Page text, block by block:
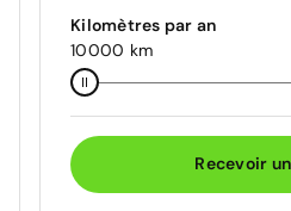
Kilomètres par an
10000 km
Recevoir